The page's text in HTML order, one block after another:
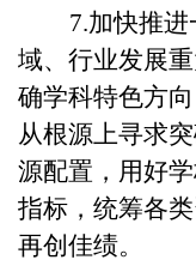
7.加快推
域、行业发展
确学科特色方
从根源上寻求
源配置，用好
指标，统筹各
再创佳绩。